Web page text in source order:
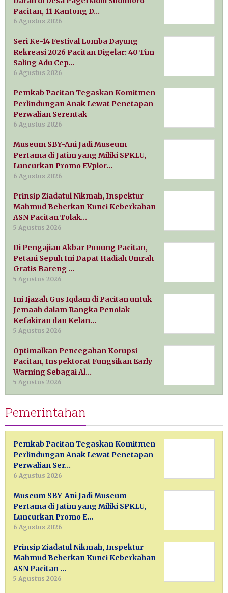
Pacitan, 11 Kantong D…
6 Agustus 2026
Seri Ke-14 Festival Lomba Dayung
Rekreasi 2026 Pacitan Digelar: 40 Tim
Saling Adu Cep…
6 Agustus 2026
Pemkab Pacitan Tegaskan Komitmen
Perlindungan Anak Lewat Penetapan
Perwalian Serentak
6 Agustus 2026
Museum SBY-Ani Jadi Museum
Pertama di Jatim yang Miliki SPKLU,
Luncurkan Promo EVplor…
6 Agustus 2026
Prinsip Ziadatul Nikmah, Inspektur
Mahmud Beberkan Kunci Keberkahan
ASN Pacitan Tolak…
5 Agustus 2026
Di Pengajian Akbar Punung Pacitan,
Petani Sepuh Ini Dapat Hadiah Umrah
Gratis Bareng …
5 Agustus 2026
Ini Ijazah Gus Iqdam di Pacitan untuk
Jemaah dalam Rangka Penolak
Kefakiran dan Kelan…
5 Agustus 2026
Optimalkan Pencegahan Korupsi
Pacitan, Inspektorat Fungsikan Early
Warning Sebagai Al…
5 Agustus 2026
Pemerintahan
Pemkab Pacitan Tegaskan Komitmen
Perlindungan Anak Lewat Penetapan
Perwalian Ser…
6 Agustus 2026
Museum SBY-Ani Jadi Museum
Pertama di Jatim yang Miliki SPKLU,
Luncurkan Promo E…
6 Agustus 2026
Prinsip Ziadatul Nikmah, Inspektur
Mahmud Beberkan Kunci Keberkahan
ASN Pacitan …
5 Agustus 2026